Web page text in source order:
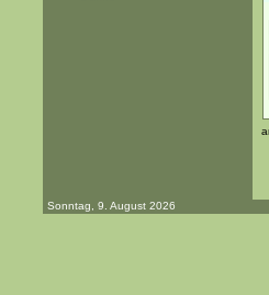
Sonntag, 9. August 2026